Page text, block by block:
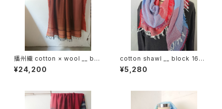
播州織 cotton × wool __ bor
der 220-120 落葉GK
¥24,200
cotton shawl __ block 160
初日影w
¥5,280